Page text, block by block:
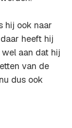
hij ook naar
heeft hij
aan dat hij
van de
dus ook